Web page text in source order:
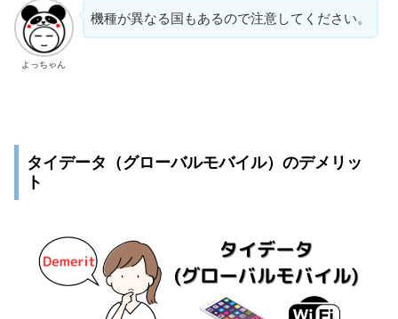
よっちゃん
機種が異なる国もあるので注意してください。
タイデータ（グローバルモバイル）のデメリッ
ト